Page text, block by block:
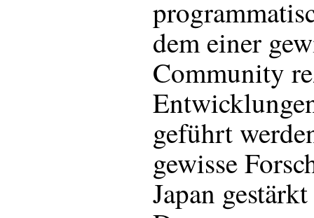
dem einer
Community
geführt
gewisse
Japan